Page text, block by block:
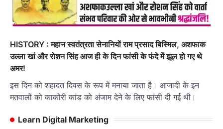
HISTORY : महान स्वतंत्रता सेनानियों राम प्रसाद बिस्मिल, अशफाक
उल्ला खां और रोशन सिंह आज ही के दिन फांसी के फंदे में झूल हो गए थे
अमर!
इस दिन को शहादत दिवस के रूप में मनाया जाता है। आजादी के इन
मतवालों को काकोरी कांड को अंजाम देने के लिए फांसी दी गई थी।
Learn Digital Marketing